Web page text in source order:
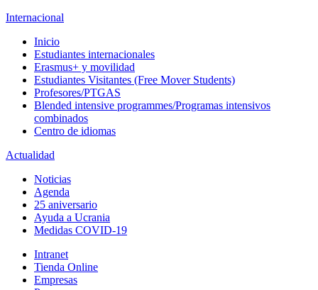
Internacional
Inicio
Estudiantes internacionales
Erasmus+ y movilidad
Estudiantes Visitantes (Free Mover Students)
Profesores/PTGAS
Blended intensive programmes/Programas intensivos
combinados
Centro de idiomas
Actualidad
Noticias
Agenda
25 aniversario
Ayuda a Ucrania
Medidas COVID-19
Intranet
Tienda Online
Empresas